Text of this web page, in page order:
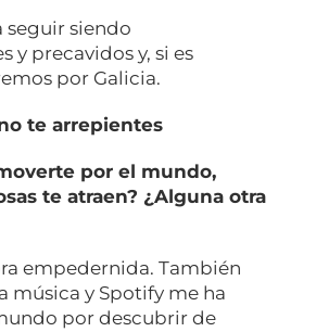
seguir siendo
y precavidos y, si es
por Galicia.
te arrepientes
por el mundo,
te atraen? ¿Alguna otra
empedernida. También
música y Spotify me ha
por descubrir de